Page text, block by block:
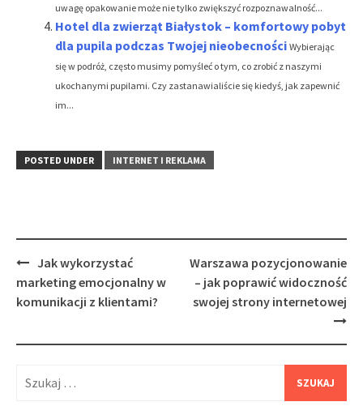
uwagę opakowanie może nie tylko zwiększyć rozpoznawalność...
Hotel dla zwierząt Białystok – komfortowy pobyt
dla pupila podczas Twojej nieobecności Wybierając
się w podróż, często musimy pomyśleć o tym, co zrobić z naszymi
ukochanymi pupilami. Czy zastanawialiście się kiedyś, jak zapewnić
im...
POSTED UNDER INTERNET I REKLAMA
Post
navigation
Jak wykorzystać
marketing emocjonalny w
komunikacji z klientami?
Warszawa pozycjonowanie
– jak poprawić widoczność
swojej strony internetowej